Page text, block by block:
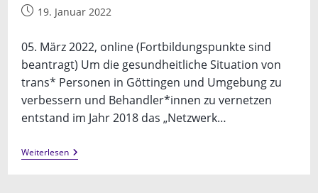
Beitrag19. Januar 2022
05. März 2022, online (Fortbildungspunkte sind
beantragt) Um die gesundheitliche Situation von
trans* Personen in Göttingen und Umgebung zu
verbessern und Behandler*innen zu vernetzen
entstand im Jahr 2018 das „Netzwerk…
WeiterlesenFachtag
–